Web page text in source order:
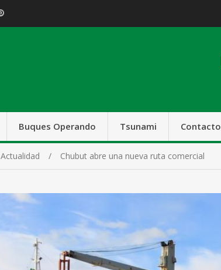
Buques Operando Tsunami Contacto
Actualidad Chubut abre una nueva ruta comercial